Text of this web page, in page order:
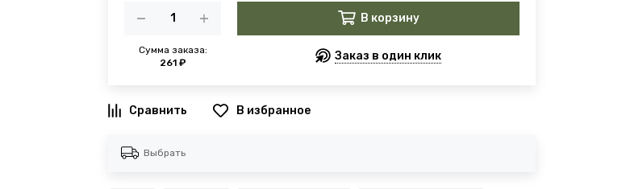
Сумма заказа:
261 ₽
В корзину
Заказ в один клик
В избранное
Выбрать